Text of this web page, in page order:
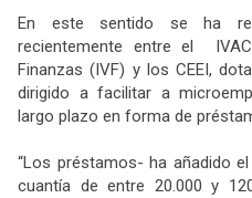
En este sentido se ha
recientemente entre el
Finanzas (IVF) y los CEEI,
dirigido a facilitar a
largo plazo en forma de
“Los préstamos- ha añadido
cuantía de entre 20.000 y